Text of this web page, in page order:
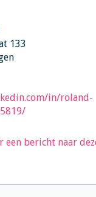
133
in/roland-
een bericht naar